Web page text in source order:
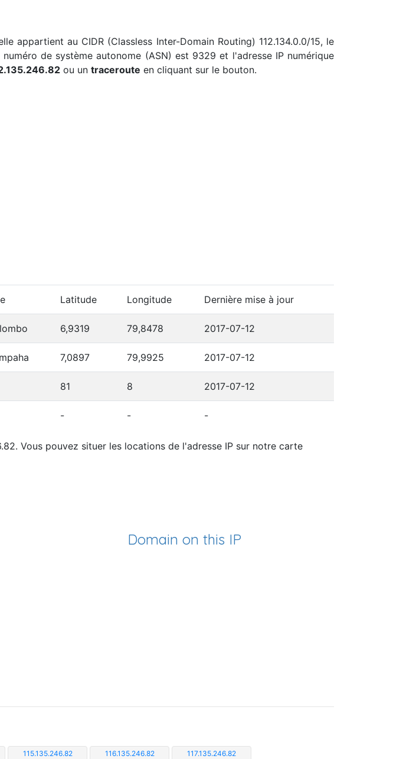
appartient au CIDR (Classless Inter-Domain Routing) 112.134.0.0/15, le
de système autonome (ASN) est 9329 et l'adresse IP numérique
ou un traceroute en cliquant sur le bouton.
Latitude Longitude Dernière mise à jour
6,9319 79,8478 2017-07-12
7,0897 79,9925 2017-07-12
81 8 2017-07-12
- - -
Vous pouvez situer les locations de l'adresse IP sur notre carte
Domain on this IP
115.135.246.82 116.135.246.82 117.135.246.82